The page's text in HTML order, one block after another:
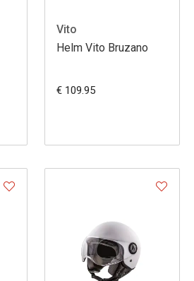
Vito
Helm Vito Bruzano
€ 109.95